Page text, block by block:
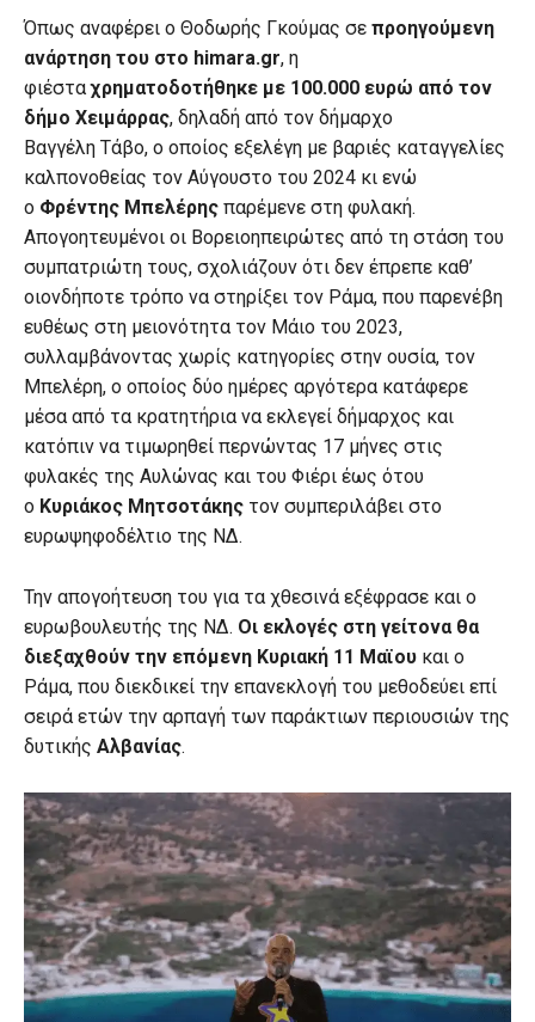
Όπως αναφέρει ο Θοδωρής Γκούμας σε προηγούμενη
ανάρτηση του στο himara.gr, η
φιέσταχρηματοδοτήθηκε με 100.000 ευρώ από τον
δήμο Χειμάρρας, δηλαδή από τον δήμαρχο
Βαγγέλη Τάβο, ο οποίος εξελέγη με βαριές καταγγελίες
καλπονοθείας τον Αύγουστο του 2024 κι ενώ
ο Φρέντης Μπελέρης παρέμενε στη φυλακή.
Απογοητευμένοι οι Βορειοηπειρώτες από τη στάση του
συμπατριώτη τους, σχολιάζουν ότι δεν έπρεπε καθ’
οιονδήποτε τρόπο να στηρίξει τον Ράμα, που παρενέβη
ευθέως στη μειονότητα τον Μάιο του 2023,
συλλαμβάνοντας χωρίς κατηγορίες στην ουσία, τον
Μπελέρη, ο οποίος δύο ημέρες αργότερα κατάφερε
μέσα από τα κρατητήρια να εκλεγεί δήμαρχος και
κατόπιν να τιμωρηθεί περνώντας 17 μήνες στις
φυλακές της Αυλώνας και του Φιέρι έως ότου
ο Κυριάκος Μητσοτάκης τον συμπεριλάβει στο
ευρωψηφοδέλτιο της ΝΔ.
Την απογοήτευση του για τα χθεσινά εξέφρασε και ο
ευρωβουλευτής της ΝΔ. Οι εκλογές στη γείτονα θα
διεξαχθούν την επόμενη Κυριακή 11 Μαϊου και ο
Ράμα, που διεκδικεί την επανεκλογή του μεθοδεύει επί
σειρά ετών την αρπαγή των παράκτιων περιουσιών της
δυτικής Αλβανίας.